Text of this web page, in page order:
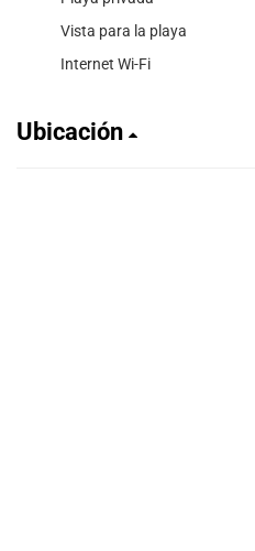
Vista para la playa
Internet Wi-Fi
Ubicación